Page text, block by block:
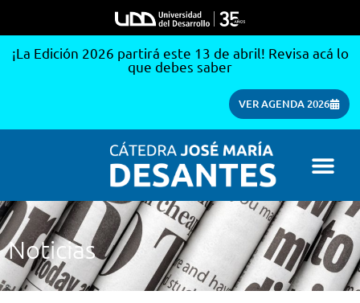
¡La Edición 2026 partirá este 13 de abril! Revisa acá lo
que debes saber
VER AGENDA 2026
Noticias